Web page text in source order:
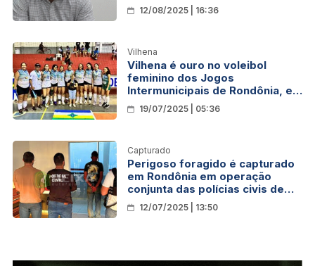
12/08/2025 | 16:36
Vilhena
Vilhena é ouro no voleibol
feminino dos Jogos
Intermunicipais de Rondônia, em
Cacoal
19/07/2025 | 05:36
Capturado
Perigoso foragido é capturado
em Rondônia em operação
conjunta das polícias civis de
dois estados
12/07/2025 | 13:50